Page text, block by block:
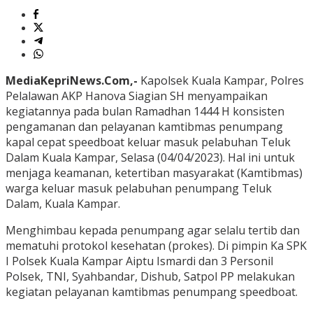
MediaKepriNews.Com,- Kapolsek Kuala Kampar, Polres
Pelalawan AKP Hanova Siagian SH menyampaikan
kegiatannya pada bulan Ramadhan 1444 H konsisten
pengamanan dan pelayanan kamtibmas penumpang
kapal cepat speedboat keluar masuk pelabuhan Teluk
Dalam Kuala Kampar, Selasa (04/04/2023). Hal ini untuk
menjaga keamanan, ketertiban masyarakat (Kamtibmas)
warga keluar masuk pelabuhan penumpang Teluk
Dalam, Kuala Kampar.
Menghimbau kepada penumpang agar selalu tertib dan
mematuhi protokol kesehatan (prokes). Di pimpin Ka SPK
I Polsek Kuala Kampar Aiptu Ismardi dan 3 Personil
Polsek, TNI, Syahbandar, Dishub, Satpol PP melakukan
kegiatan pelayanan kamtibmas penumpang speedboat.